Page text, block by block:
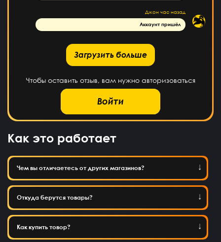
Джон час назад
Аккаунт пришёл
Загрузить больше
Чтобы оставить отзыв, вам нужно авторизоваться
Войти
Как это работает
Чем вы отличаетесь от других магазинов?
Откуда берутся товары?
Как купить товор?